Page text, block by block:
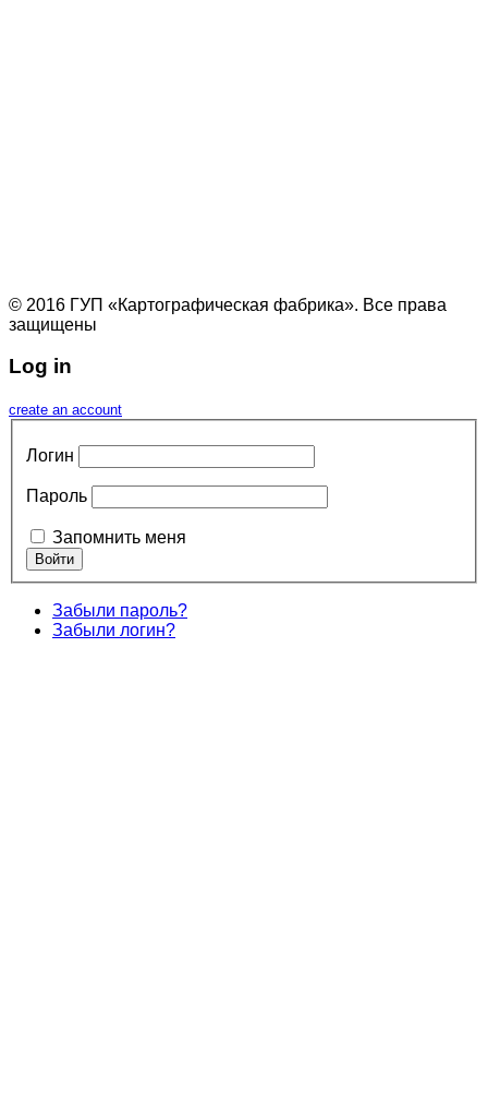
© 2016 ГУП «Картографическая фабрика». Все права
защищены
Log in
create an account
Логин
Пароль
Запомнить меня
Забыли пароль?
Забыли логин?